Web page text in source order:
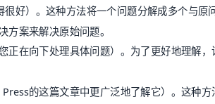
很好）。这种方法将一个问题分解成多个与原
案来解决原始问题。
正在向下处理具体问题）。为了更好地理解，
Press的这篇文章中更广泛地了解它）。这种方